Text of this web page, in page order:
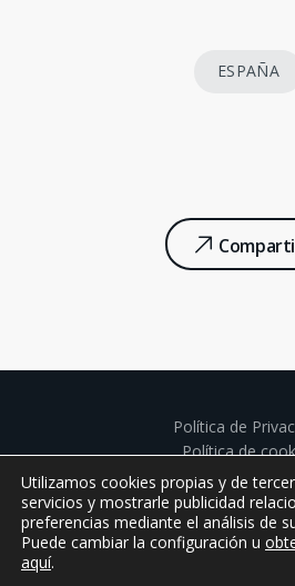
ESPAÑA
Política de
Política de
Aviso legal
Políticas de privacidad
Derechos
Utilizamos cookies propias y de
servicios y mostrarle publicidad
preferencias mediante el análisis de
Puede cambiar la configuración u
aquí.